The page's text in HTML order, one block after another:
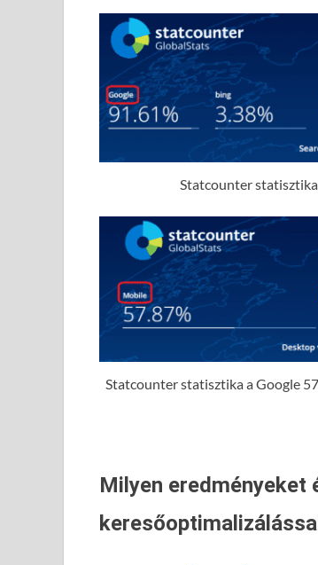
Statcounter statisztika
Statcounter statisztika a Google
Milyen eredményeket